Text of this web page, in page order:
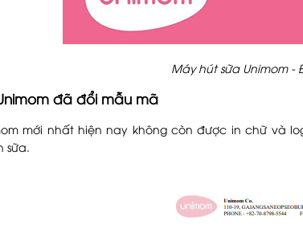
Máy hút sữa Unimom
Unimom đã đổi mẫu mã
mới nhất hiện nay không còn được in chữ và
sữa.